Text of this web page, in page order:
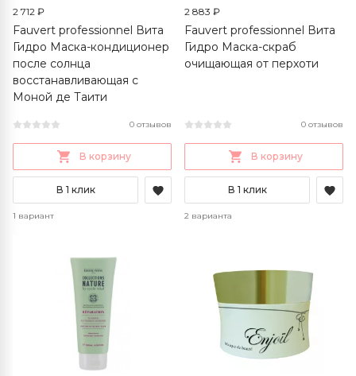
2 712 ₽
Fauvert professionnel Вита
Гидро Маска-кондиционер
после солнца
восстанавливающая с
Моной де Таити
0 отзывов
В корзину
В 1 клик
1 вариант
2 883 ₽
Fauvert professionnel Вита
Гидро Маска-скраб
очищающая от перхоти
0 отзывов
В корзину
В 1 клик
2 варианта